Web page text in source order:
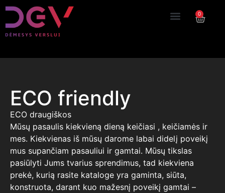
0
ECO friendly
ECO draugiškos
Mūsų pasaulis kiekvieną dieną keičiasi , keičiamės ir
mes. Kiekvienas iš mūsų darome labai didelį poveikį
mus supančiam pasauliui ir gamtai. Mūsų tikslas
pasiūlyti Jums tvarius sprendimus, tad kiekviena
prekė, kurią rasite kataloge yra gaminta, siūta,
konstruota, darant kuo mažesnį poveikį gamtai –